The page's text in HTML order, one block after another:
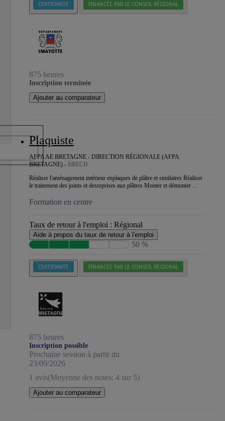
CERTIFIANTE FINANCÉE PAR LE CONSEIL RÉGIONAL
875 heures
Inscription terminée
Ajouter au comparateur
Plaquiste
AFPA AE BRETAGNE - DIRECTION RÉGIONALE (AFPA
BRETAGNE) - BRECH
Réaliser l'aménagement intérieur enplaques de plâtre et similaires Réaliser
le traitement des joints et desreprises aux plâtres Monter et démonter ...
Formation en centre
Taux de retour à l'emploi : Régional
Aide à propos du taux de retour à l'emploi
50 %
CERTIFIANTE FINANCÉE PAR LE CONSEIL RÉGIONAL
875 heures
Inscription possible
Prochaine session à partir du
23/09/2026
1 avis(Moyenne des notes: 4 sur 5)
Ajouter au comparateur